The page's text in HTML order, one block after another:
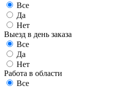
Все
Да
Нет
Выезд в день заказа
Все
Да
Нет
Работа в области
Все